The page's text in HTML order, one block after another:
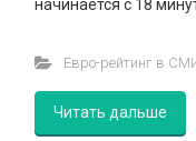
начинается с 18
Евро-рейтинг в
Читать дальше